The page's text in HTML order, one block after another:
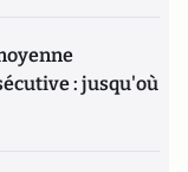
: jusqu'où